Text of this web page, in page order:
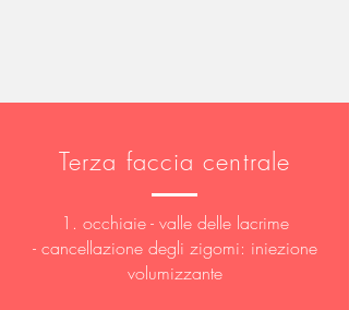
Terza faccia centrale
1. occhiaie - valle delle lacrime
- cancellazione degli zigomi: iniezione
volumizzante